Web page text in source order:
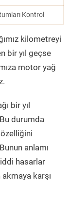
Kontrol
kilometreyi
bir yıl geçse
motor yağ
bir yıl
durumda
anlamı
hasarlar
karşı